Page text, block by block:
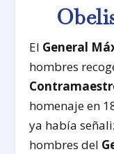
El General
hombres
homenaje en
ya había
hombres del